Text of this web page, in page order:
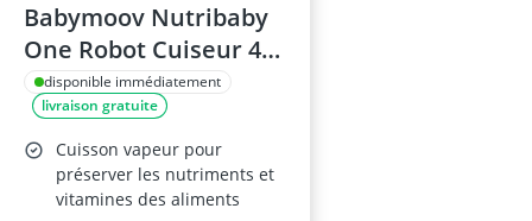
Babymoov Nutribaby
One Robot Cuiseur 4
en 1
disponible immédiatement
livraison gratuite
Cuisson vapeur pour
préserver les nutriments et
vitamines des aliments